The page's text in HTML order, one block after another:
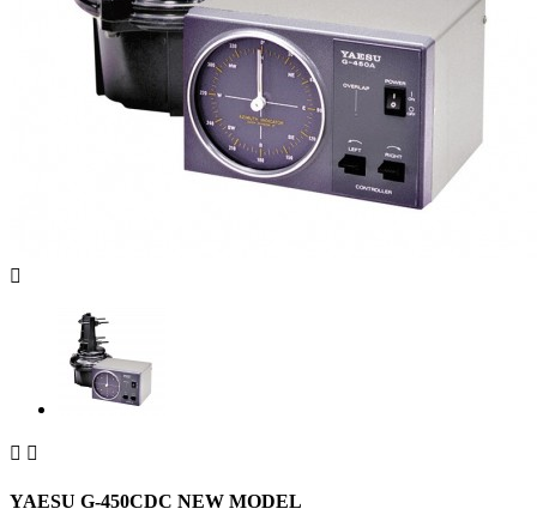

 
YAESU G-450CDC NEW MODEL